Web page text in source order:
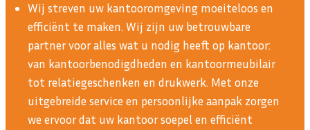
Wij streven uw kantooromgeving moeiteloos en
efficiënt te maken. Wij zijn uw betrouwbare
partner voor alles wat u nodig heeft op kantoor:
van kantoorbenodigdheden en kantoormeubilair
tot relatiegeschenken en drukwerk. Met onze
uitgebreide service en persoonlijke aanpak zorgen
we ervoor dat uw kantoor soepel en efficiënt